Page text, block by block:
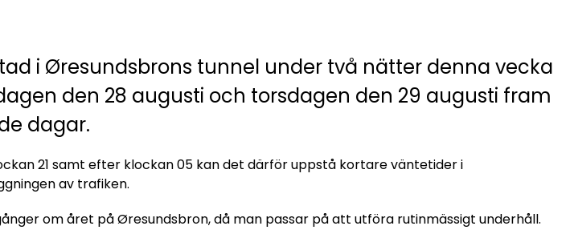
i Øresundsbrons tunnel under två nätter denna vecka
den 28 augusti och torsdagen den 29 augusti fram
dagar.
21 samt efter klockan 05 kan det därför uppstå kortare väntetider i
av trafiken.
om året på Øresundsbron, då man passar på att utföra rutinmässigt underhåll.